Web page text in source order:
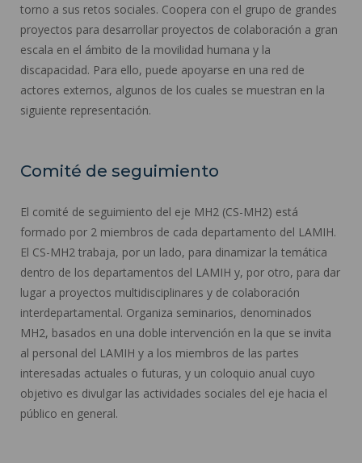
torno a sus retos sociales. Coopera con el grupo de grandes
proyectos para desarrollar proyectos de colaboración a gran
escala en el ámbito de la movilidad humana y la
discapacidad. Para ello, puede apoyarse en una red de
actores externos, algunos de los cuales se muestran en la
siguiente representación.
Comité de seguimiento
El comité de seguimiento del eje MH2 (CS-MH2) está
formado por 2 miembros de cada departamento del LAMIH.
El CS-MH2 trabaja, por un lado, para dinamizar la temática
dentro de los departamentos del LAMIH y, por otro, para dar
lugar a proyectos multidisciplinares y de colaboración
interdepartamental. Organiza seminarios, denominados
MH2, basados en una doble intervención en la que se invita
al personal del LAMIH y a los miembros de las partes
interesadas actuales o futuras, y un coloquio anual cuyo
objetivo es divulgar las actividades sociales del eje hacia el
público en general.